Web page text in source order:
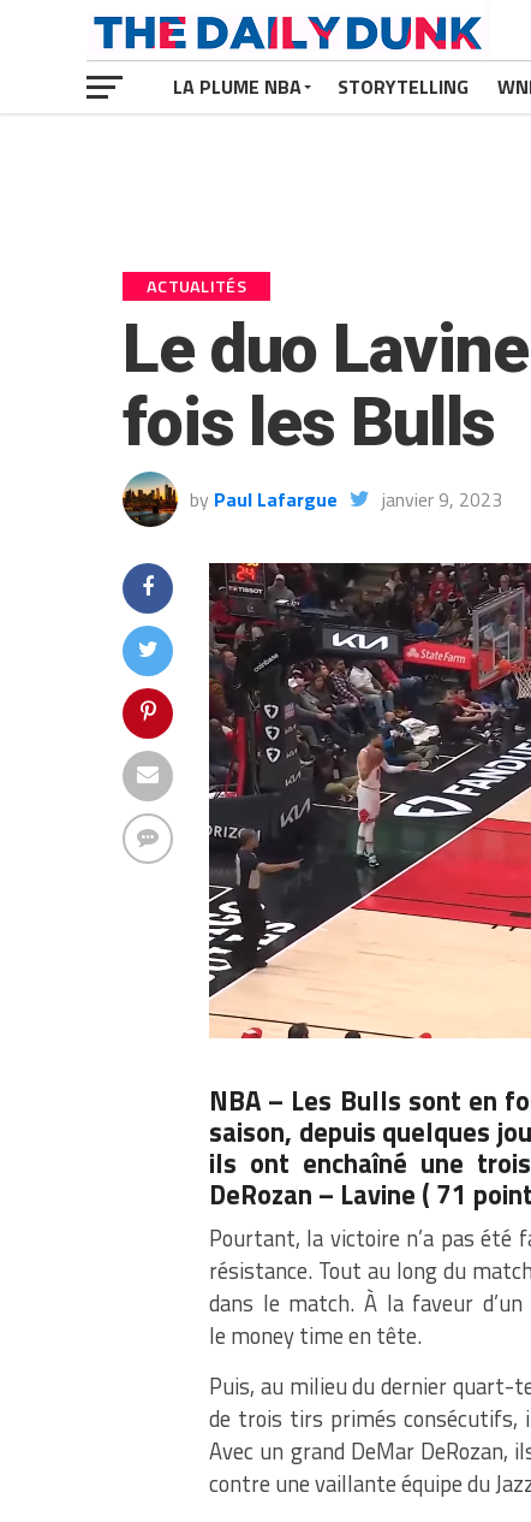
LA PLUME NBA STORYTELLING
ACTUALITÉS
Le duo
fois les Bulls
by Paul Lafargue janvier 9, 2023
NBA – Les Bulls sont en
saison, depuis quelques
ils ont enchaîné une
DeRozan – Lavine ( 71
Pourtant, la victoire n’a pas été
résistance. Tout au long du
dans le match. À la faveur
le moneytimeen tête.
Puis, au milieu du dernier quart-
de trois tirs primés consécutifs,
Avec un grand DeMar
contre une vaillante équipe du